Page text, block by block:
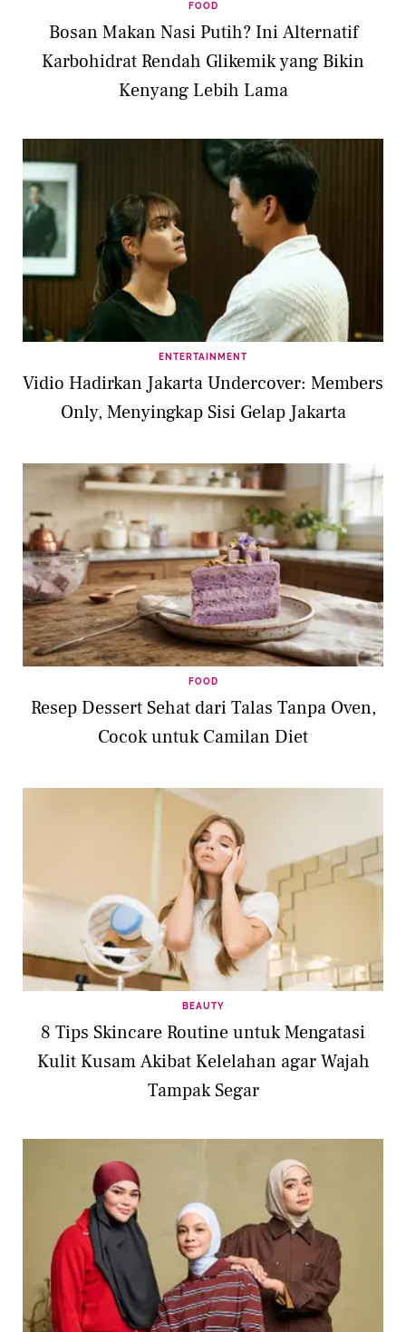
FOOD
Bosan Makan Nasi Putih? Ini Alternatif
Karbohidrat Rendah Glikemik yang Bikin
Kenyang Lebih Lama
ENTERTAINMENT
Vidio Hadirkan Jakarta Undercover: Members
Only, Menyingkap Sisi Gelap Jakarta
FOOD
Resep Dessert Sehat dari Talas Tanpa Oven,
Cocok untuk Camilan Diet
BEAUTY
8 Tips Skincare Routine untuk Mengatasi
Kulit Kusam Akibat Kelelahan agar Wajah
Tampak Segar